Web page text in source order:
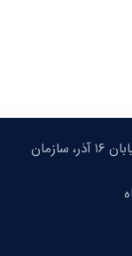
تهران، میدان انقلاب، خیابان ۱۶ آذر، سازمان